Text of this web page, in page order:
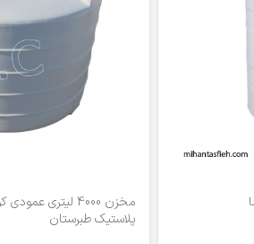
مخزن 4000 لیتری
پلاستیک طبرستان